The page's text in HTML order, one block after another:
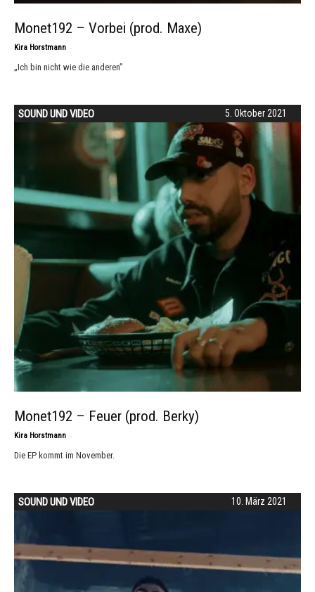
Monet192 – Vorbei (prod. Maxe)
Kira Horstmann -
„Ich bin nicht wie die anderen”
5. Oktober 2021
SOUND UND VIDEO
Monet192 – Feuer (prod. Berky)
Kira Horstmann -
Die EP kommt im November.
10. März 2021
SOUND UND VIDEO